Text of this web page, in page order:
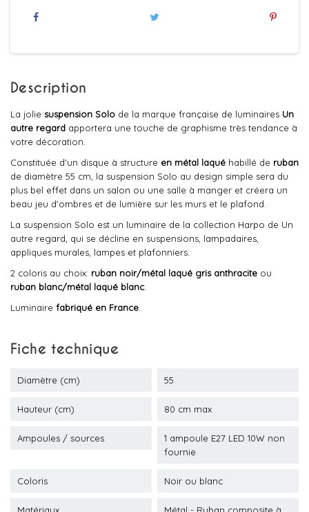
Description
La jolie suspension Solo de la marque française de luminaires Un
autre regard apportera une touche de graphisme très tendance à
votre décoration.
Constituée d'un disque à structure en métal laqué habillé de ruban
de diamètre 55 cm, la suspension Solo au design simple sera du
plus bel effet dans un salon ou une salle à manger et créera un
beau jeu d'ombres et de lumière sur les murs et le plafond.
La suspension Solo est un luminaire de la collection Harpo de Un
autre regard, qui se décline en suspensions, lampadaires,
appliques murales, lampes et plafonniers.
2 coloris au choix: ruban noir/métal laqué gris anthracite ou
ruban blanc/métal laqué blanc.
Luminaire fabriqué en France
Fiche technique
Diamètre (cm) 55
Hauteur (cm) 80 cm max
Ampoules / sources
1 ampoule E27 LED 10W non
fournie
Coloris Noir ou blanc